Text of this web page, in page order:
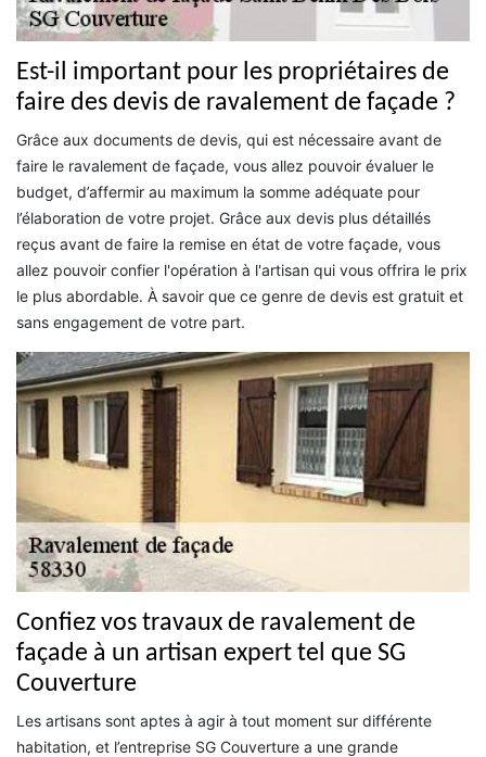
Est-il important pour les propriétaires de
faire des devis de ravalement de façade ?
Grâce aux documents de devis, qui est nécessaire avant de
faire le ravalement de façade, vous allez pouvoir évaluer le
budget, d’affermir au maximum la somme adéquate pour
l’élaboration de votre projet. Grâce aux devis plus détaillés
reçus avant de faire la remise en état de votre façade, vous
allez pouvoir confier l'opération à l'artisan qui vous offrira le prix
le plus abordable. À savoir que ce genre de devis est gratuit et
sans engagement de votre part.
Confiez vos travaux de ravalement de
façade à un artisan expert tel que SG
Couverture
Les artisans sont aptes à agir à tout moment sur différente
habitation, et l’entreprise SG Couverture a une grande